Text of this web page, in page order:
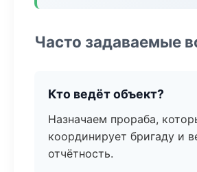
Часто задаваемые
Кто ведёт объект?
Назначаем прораба,
координирует бригаду и
отчётность.